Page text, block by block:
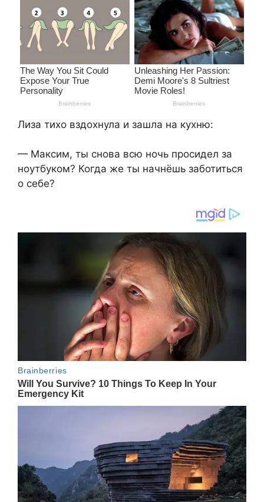
Лиза тихо вздохнула и зашла на кухню:
— Максим, ты снова всю ночь просидел за
ноутбуком? Когда же ты начнёшь заботиться
о себе?